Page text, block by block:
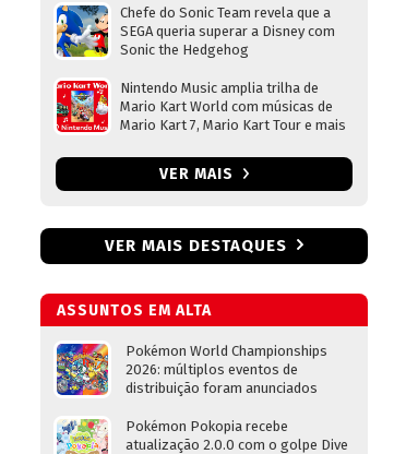
Chefe do Sonic Team revela que a
SEGA queria superar a Disney com
Sonic the Hedgehog
Nintendo Music amplia trilha de
Mario Kart World com músicas de
Mario Kart 7, Mario Kart Tour e mais
VER MAIS
VER MAIS DESTAQUES
ASSUNTOS EM ALTA
Pokémon World Championships
2026: múltiplos eventos de
distribuição foram anunciados
Pokémon Pokopia recebe
atualização 2.0.0 com o golpe Dive